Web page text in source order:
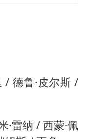
全体市民书》
人民的健康、体质、幸福一脉相承
/ 德鲁·皮尔斯 /
·雷纳 / 西蒙·佩